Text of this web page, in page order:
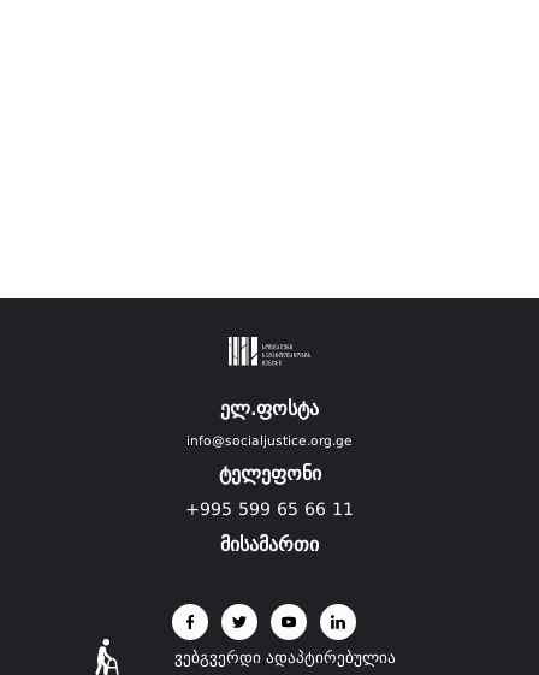
ელ.ფოსტა
info@socialjustice.org.ge
ტელეფონი
+995 599 65 66 11
მისამართი
ვებგვერდი ადაპტირებულია